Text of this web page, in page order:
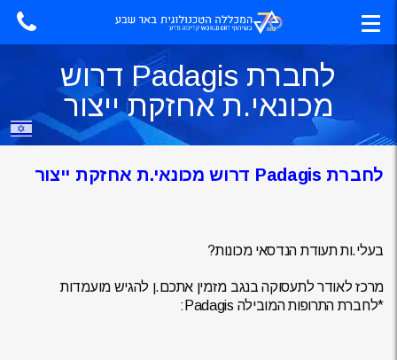
לחברת Padagis דרוש
מכונאי.ת אחזקת ייצור
לחברת Padagis דרוש מכונאי.ת אחזקת ייצור
בעלי.ות תעודת הנדסאי מכונות?
מרכז לאודר לתעסוקה בנגב מזמין אתכם.ן להגיש מועמדות
*לחברת התרופות המובילה Padagis: